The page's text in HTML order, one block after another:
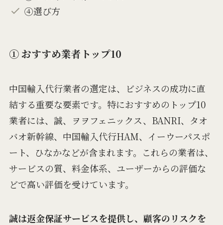
④選び方
① おすすめ業者トップ10
中国輸入代行業者の選定は、ビジネスの成功に直
結する重要な要素です。特におすすめのトップ10
業者には、誠、ヲヲフェニックス、BANRI、タオ
バオ新幹線、中国輸入代行HAM、イーウーパスポ
ート、ひなかなどが含まれます。これらの業者は、
サービスの質、料金体系、ユーザーからの評価な
どで高い評価を受けています。
誠は返金保証サービスを提供し、顧客のリスクを